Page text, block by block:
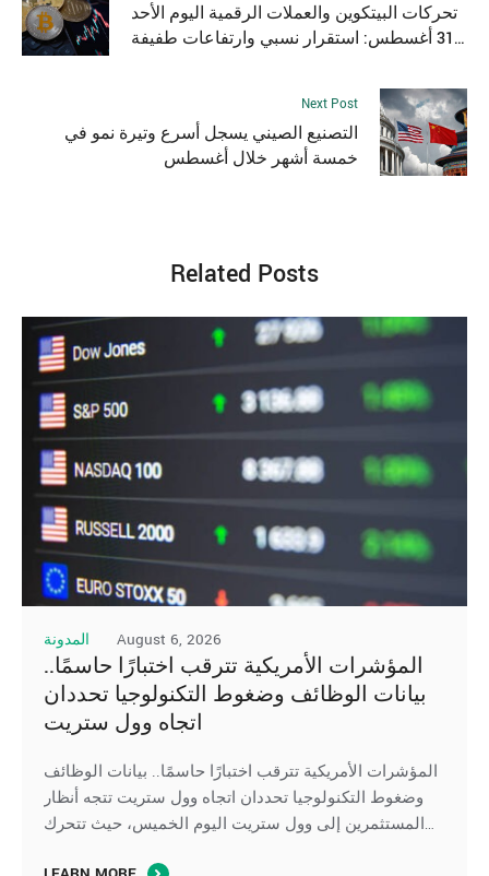
تحركات البيتكوين والعملات الرقمية اليوم الأحد
31 أغسطس: استقرار نسبي وارتفاعات طفيفة
Next Post
التصنيع الصيني يسجل أسرع وتيرة نمو في
خمسة أشهر خلال أغسطس
Related Posts
المدونة August 6, 2026
المؤشرات الأمريكية تترقب اختبارًا حاسمًا..
بيانات الوظائف وضغوط التكنولوجيا تحددان
اتجاه وول ستريت
المؤشرات الأمريكية تترقب اختبارًا حاسمًا.. بيانات الوظائف
وضغوط التكنولوجيا تحددان اتجاه وول ستريت تتجه أنظار
المستثمرين إلى وول ستريت اليوم الخميس، حيث تتحرك